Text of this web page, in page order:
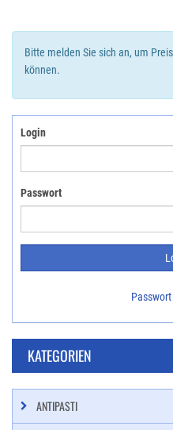
Bitte melden Sie sich an, um
können.
Login
Passwort
KATEGORIEN
ANTIPASTI